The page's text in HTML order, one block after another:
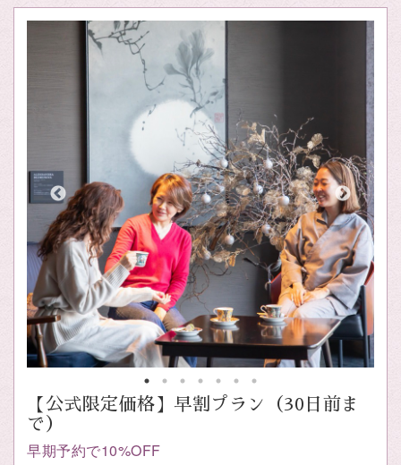
【公式限定価格】早割プラン（30日前ま
で）
早期予約で10%OFF